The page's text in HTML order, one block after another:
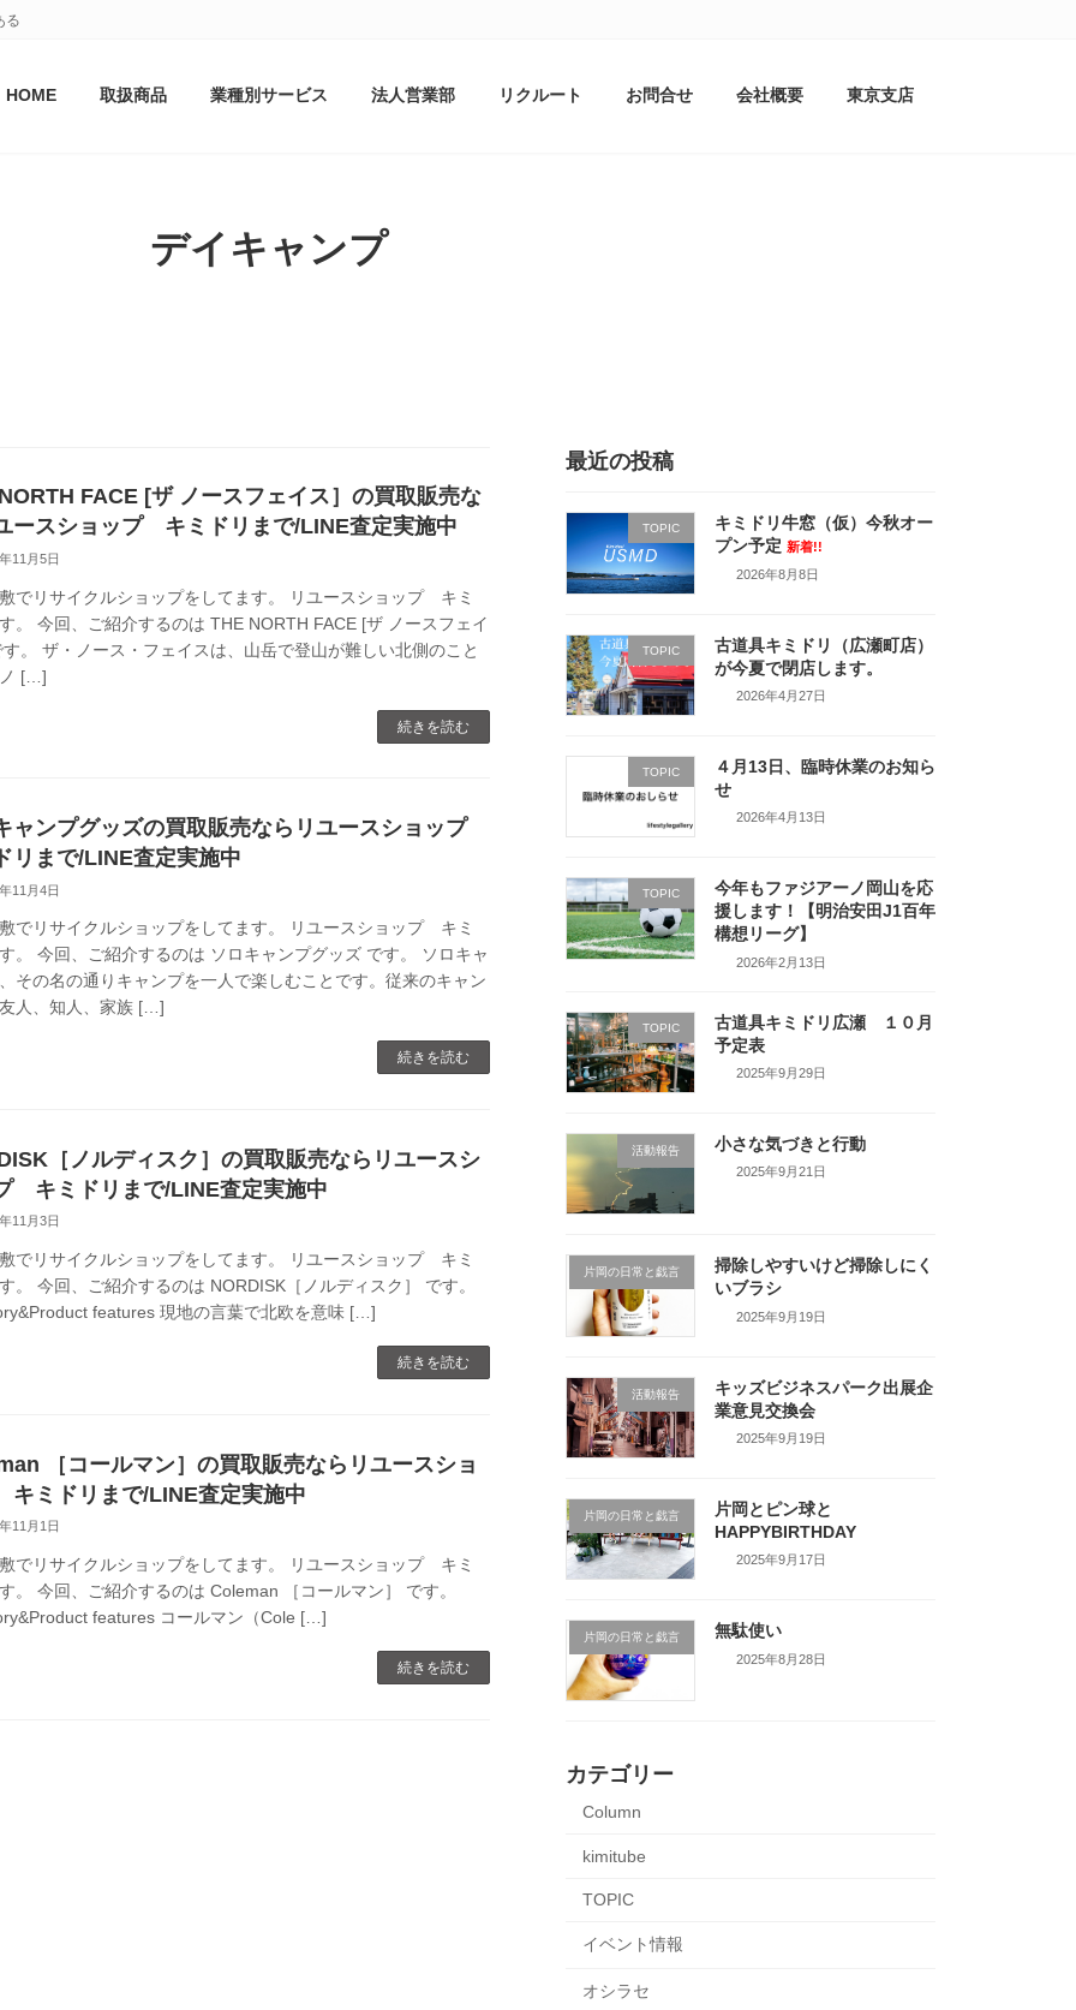
る
HOME 取扱商品 業種別サービス 法人営業部 リクルート お問合せ 会社概要 東京支店
デイキャンプ
FACE [ザ ノースフェイス］の買取販売な
ースショップ キミドリまで/LINE査定実施中
11月5日
でリサイクルショップをしてます。 リユースショップ キミ
す。 今回、ご紹介するのは THE NORTH FACE [ザ ノースフェイ
す。 ザ・ノース・フェイスは、山岳で登山が難しい北側のこと
[…]
続きを読む
ャンプグッズの買取販売ならリユースショップ
リまで/LINE査定実施中
11月4日
でリサイクルショップをしてます。 リユースショップ キミ
す。 今回、ご紹介するのは ソロキャンプグッズ です。 ソロキャ
その名の通りキャンプを一人で楽しむことです。従来のキャン
人、知人、家族 […]
続きを読む
［ノルディスク］の買取販売ならリユースシ
キミドリまで/LINE査定実施中
11月3日
でリサイクルショップをしてます。 リユースショップ キミ
。 今回、ご紹介するのは NORDISK［ノルディスク］ です。
features 現地の言葉で北欧を意味 […]
続きを読む
［コールマン］の買取販売ならリユースショ
ミドリまで/LINE査定実施中
11月1日
でリサイクルショップをしてます。 リユースショップ キミ
す。 今回、ご紹介するのは Coleman ［コールマン］ です。
features コールマン（Cole […]
続きを読む
最近の投稿
TOPIC
キミドリ牛窓（仮）今秋オー
プン予定 新着!!
2026年8月8日
TOPIC
古道具キミドリ（広瀬町店）
が今夏で閉店します。
2026年4月27日
TOPIC
４月13日、臨時休業のお知ら
せ
2026年4月13日
TOPIC
今年もファジアーノ岡山を応
援します！【明治安田J1百年
構想リーグ】
2026年2月13日
TOPIC
古道具キミドリ広瀬 １０月
予定表
2025年9月29日
活動報告 小さな気づきと行動
2025年9月21日
片岡の日常と戯言
掃除しやすいけど掃除しにく
いブラシ
2025年9月19日
活動報告
キッズビジネスパーク出展企
業意見交換会
2025年9月19日
片岡の日常と戯言
片岡とピン球と
HAPPYBIRTHDAY
2025年9月17日
片岡の日常と戯言 無駄使い
2025年8月28日
カテゴリー
Column
kimitube
TOPIC
イベント情報
オシラセ